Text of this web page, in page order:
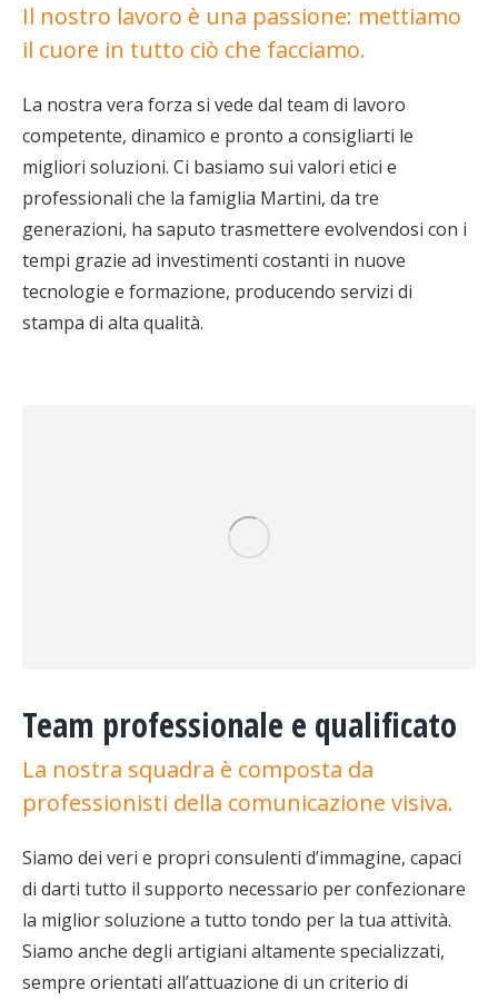
Il nostro lavoro è una passione: mettiamo
il cuore in tutto ciò che facciamo.
La nostra vera forza si vede dal team di lavoro
competente, dinamico e pronto a consigliarti le
migliori soluzioni. Ci basiamo sui valori etici e
professionali che la famiglia Martini, da tre
generazioni, ha saputo trasmettere evolvendosi con i
tempi grazie ad investimenti costanti in nuove
tecnologie e formazione, producendo servizi di
stampa di alta qualità.
Team professionale e qualificato
La nostra squadra è composta da
professionisti della comunicazione visiva.
Siamo dei veri e propri consulenti d’immagine, capaci
di darti tutto il supporto necessario per confezionare
la miglior soluzione a tutto tondo per la tua attività.
Siamo anche degli artigiani altamente specializzati,
sempre orientati all’attuazione di un criterio di